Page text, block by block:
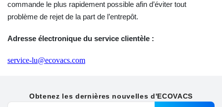
commande le plus rapidement possible afin d’éviter tout
problème de rejet de la part de l’entrepôt.
Adresse électronique du service clientèle :
service-lu@ecovacs.com
Obtenez les dernières nouvelles d'ECOVACS